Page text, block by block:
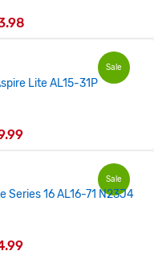
Sale
Lite AL15-31P
Sale
Series 16 AL16-71 N23J4